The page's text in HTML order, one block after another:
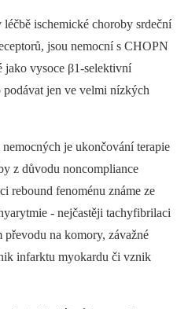
ischemické choroby srdeční
jsou nemocní s CHOPN
jako vysoce β1-selektivní
jen ve velmi nízkých
je ukončování terapie
z důvodu noncompliance
rebound fenoménu známe ze
-⁠ nejčastěji tachyfibrilaci
na komory, závažné
infarktu myokardu či vznik